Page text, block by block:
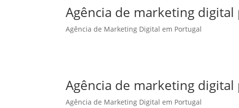
Agência de marketing
Agência de Marketing Digital em Portugal
Agência de marketing
Agência de Marketing Digital em Portugal